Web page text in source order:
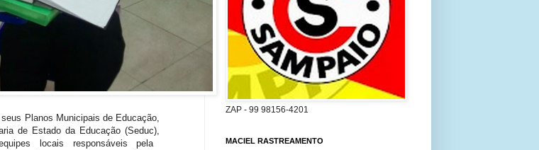
Planos Municipais de Educação,
de Estado da Educação (Seduc),
locais responsáveis pela
ZAP - 99 98156-4201
MACIEL RASTREAMENTO